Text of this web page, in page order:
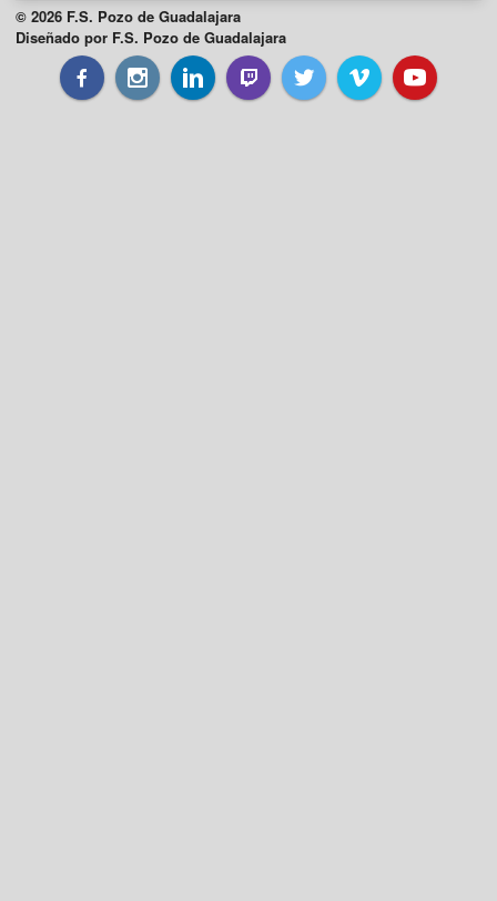
© 2026 F.S. Pozo de Guadalajara
Diseñado por F.S. Pozo de Guadalajara